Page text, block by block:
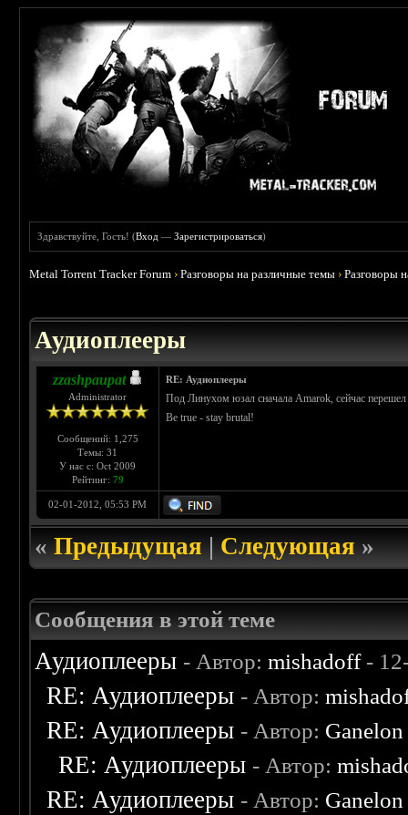
Здравствуйте, Гость! (Вход —Зарегистрироваться)
Metal Torrent Tracker Forum ›Разговоры на различные темы ›Разговоры
Аудиоплееры
zzashpaupat
Administrator
Сообщений: 1,275
Темы: 31
У нас с: Oct 2009
Рейтинг: 79
RE: Аудиоплееры
Под Линухом юзал сначала Amarok, сейчас
Be true - stay brutal!
02-01-2012, 05:53 PM
«Предыдущая|Следующая»
Сообщения в этой теме
Аудиоплееры - Автор:mishadoff-
RE: Аудиоплееры - Автор:
RE: Аудиоплееры - Автор: Ganelon
RE: Аудиоплееры - Автор:
RE: Аудиоплееры - Автор: Ganelon